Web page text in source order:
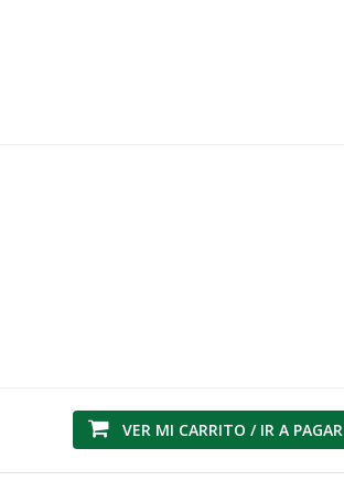
VER MI CARRITO / IR A PAGAR